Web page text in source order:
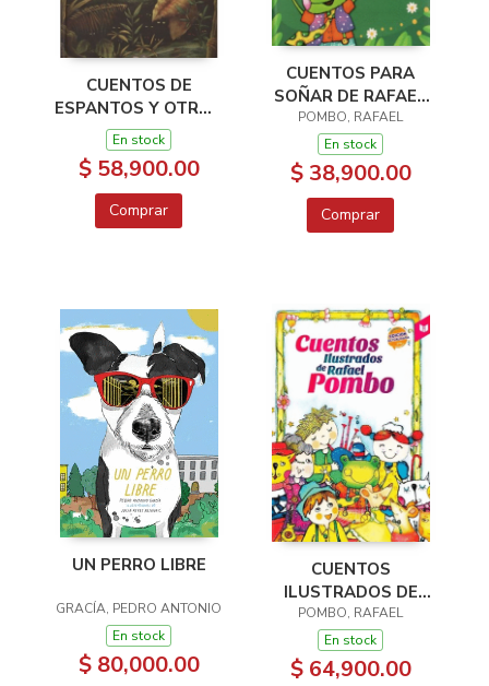
CUENTOS DE
ESPANTOS Y OTROS
SERE FANTÁSTICOS
DEL FOLCLOR
COLOMBIANO
En stock
$ 58,900.00
Comprar
CUENTOS PARA
SOÑAR DE RAFAEL
POMBO
POMBO, RAFAEL
En stock
$ 38,900.00
Comprar
UN PERRO LIBRE
GRACÍA, PEDRO ANTONIO
En stock
$ 80,000.00
CUENTOS
ILUSTRADOS DE
RAFAEL POMBO
POMBO, RAFAEL
En stock
$ 64,900.00